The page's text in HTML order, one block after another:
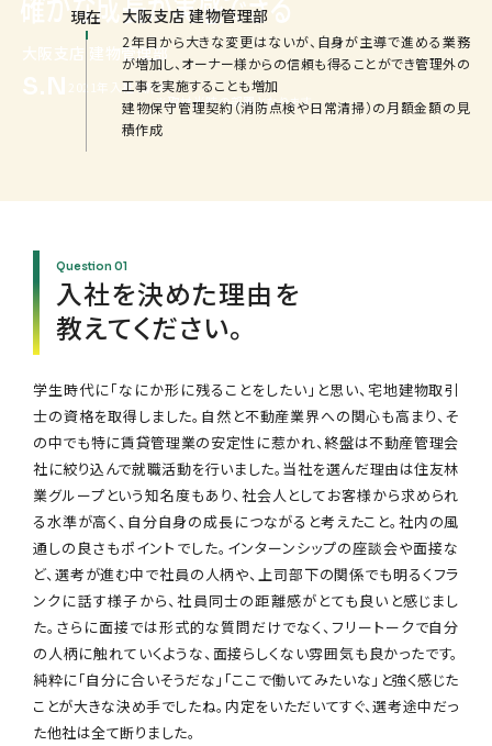
大阪支店 建物管理部
S.N
2021年入社（新卒）
※取材当時の部署となります。
現在 大阪支店 建物管理部
2年目から大きな変更はないが、自身が主導で進める業務
が増加し、オーナー様からの信頼も得ることができ管理外の
工事を実施することも増加
建物保守管理契約（消防点検や日常清掃）の月額金額の見
積作成
入社を決めた理由を
教えてください。
学生時代に「なにか形に残ることをしたい」と思い、宅地建物取引
士の資格を取得しました。自然と不動産業界への関心も高まり、そ
の中でも特に賃貸管理業の安定性に惹かれ、終盤は不動産管理会
社に絞り込んで就職活動を行いました。当社を選んだ理由は住友林
業グループという知名度もあり、社会人としてお客様から求められ
る水準が高く、自分自身の成長につながると考えたこと。社内の風
通しの良さもポイントでした。インターンシップの座談会や面接な
ど、選考が進む中で社員の人柄や、上司部下の関係でも明るくフラ
ンクに話す様子から、社員同士の距離感がとても良いと感じまし
た。さらに面接では形式的な質問だけでなく、フリートークで自分
の人柄に触れていくような、面接らしくない雰囲気も良かったです。
純粋に「自分に合いそうだな」「ここで働いてみたいな」と強く感じた
ことが大きな決め手でしたね。内定をいただいてすぐ、選考途中だっ
た他社は全て断りました。